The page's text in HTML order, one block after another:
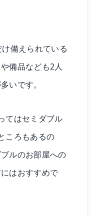
備えられている
備品なども2人
いです。
てはセミダブル
ころもあるの
ルのお部屋への
はおすすめで